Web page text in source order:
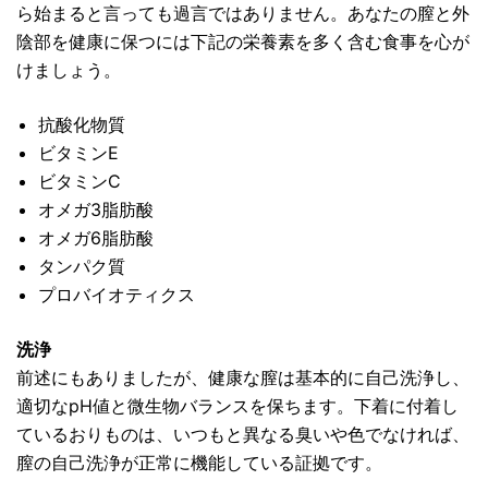
ら始まると言っても過言ではありません。あなたの膣と外
陰部を健康に保つには下記の栄養素を多く含む食事を心が
けましょう。
抗酸化物質
ビタミンE
ビタミンC
オメガ3脂肪酸
オメガ6脂肪酸
タンパク質
プロバイオティクス
洗浄
前述にもありましたが、健康な膣は基本的に自己洗浄し、
適切なpH値と微生物バランスを保ちます。下着に付着し
ているおりものは、いつもと異なる臭いや色でなければ、
膣の自己洗浄が正常に機能している証拠です。